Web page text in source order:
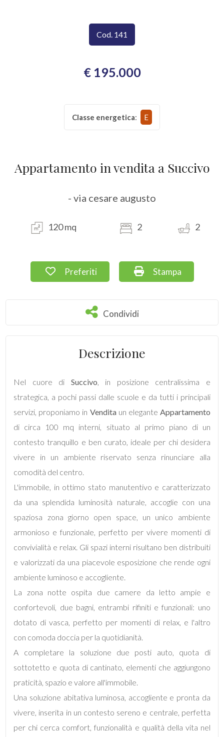
Cod. 141
€ 195.000
Classe energetica: E
Appartamento in vendita a Succivo
- via cesare augusto
120 mq 2 2
Preferiti: Cod. 141
Preferiti Stampa: Cod. 141
Stampa
Condividi
Condividi
Descrizione
Nel cuore di Succivo, in posizione centralissima e
strategica, a pochi passi dalle scuole e da tutti i principali
servizi, proponiamo in Venditaun elegante Appartamento
di circa 100 mq interni, situato al primo piano di un
contesto tranquillo e ben curato, ideale per chi desidera
vivere in un ambiente riservato senza rinunciare alla
comodità del centro.
L'immobile, in ottimo stato manutentivo e caratterizzato
da una splendida luminosità naturale, accoglie con una
spaziosa zona giorno open space, un unico ambiente
armonioso e funzionale, perfetto per vivere momenti di
convivialità e relax. Gli spazi interni risultano ben distribuiti
e valorizzati da una piacevole esposizione che rende ogni
ambiente luminoso e accogliente.
La zona notte ospita due camere da letto ampie e
confortevoli, due bagni, entrambi rifiniti e funzionali: uno
dotato di vasca, perfetto per momenti di relax, e l'altro
con comoda doccia per la quotidianità.
A completare la soluzione due posti auto, quota di
sottotetto e quota di cantinato, elementi che aggiungono
praticità, spazio e valore all'immobile.
Una soluzione abitativa luminosa, accogliente e pronta da
vivere, inserita in un contesto sereno e centrale, perfetta
per chi cerca comfort, funzionalità e qualità della vita nel
multiscelta
Residenziali
Totale
Locali
minimi
2
3
4
5
5+